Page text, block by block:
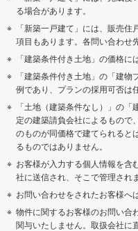
る場合があります。
「新築一戸建て」には、販売
項目もあります。各問い合わせ
「建築条件付き土地」の価格に
「建築条件付き土地」の「建
例であり、プランの採用可否は
「土地（建築条件なし）」の
定の建築請負会社によるもので
のものが同価格で建てられると
るものではありません。
お客様が入力する個人情報を含
社に送信され、そこで管理されま
お問い合わせをされたお客様へ
物件に関するお客様のお問い合
関与いたしません。取扱会社に